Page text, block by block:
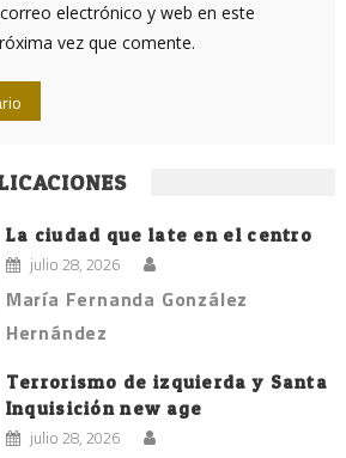
electrónico y web en este
vez que comente.
La ciudad que late en el centro
julio 28, 2026
María Fernanda González
Hernández
Terrorismo de izquierda y Santa
Inquisición new age
julio 28, 2026